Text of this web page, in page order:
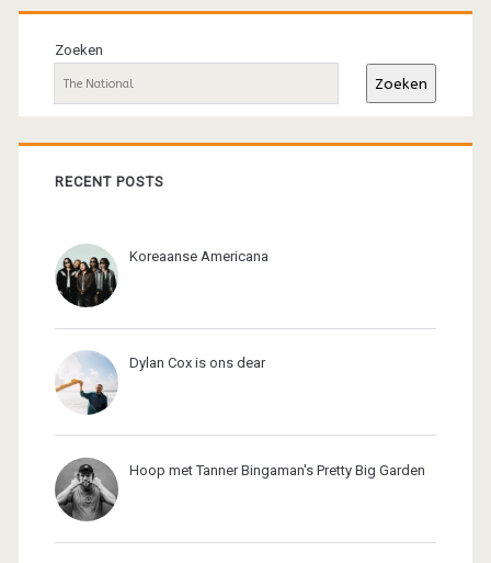
sidebar
Zoeken
Zoeken
RECENT POSTS
Koreaanse Americana
Dylan Cox is ons dear
Hoop met Tanner Bingaman's Pretty Big Garden